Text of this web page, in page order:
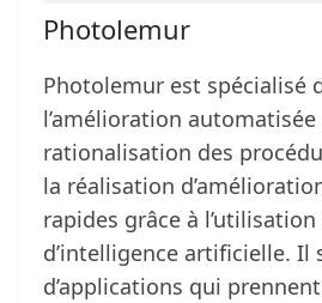
Photolemur
Photolemur est spécialisé
l’amélioration
rationalisation des
la réalisation
rapides grâce à l’utilisation
d’intelligence artificielle. Il
d’applications qui